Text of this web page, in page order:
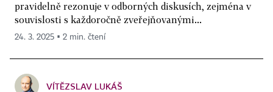
pravidelně rezonuje v odborných diskusích, zejména v
souvislosti s každoročně zveřejňovanými...
24. 3. 2025 ▪ 2 min. čtení
VÍTĚZSLAV LUKÁŠ